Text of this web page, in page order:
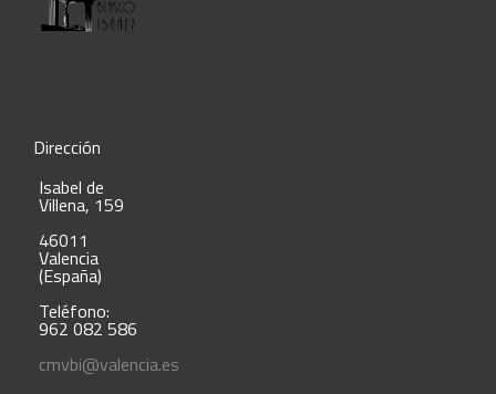
Dirección
Isabel de
Villena, 159
46011
Valencia
(España)
Teléfono:
962 082 586
cmvbi@valencia.es